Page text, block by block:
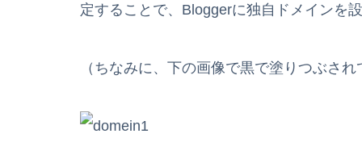
定することで、Bloggerに独自ドメインを
（ちなみに、下の画像で黒で塗りつぶさ